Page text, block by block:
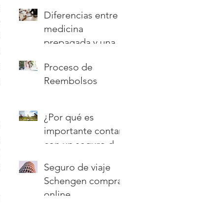
Diferencias entre
medicina
prepagada y una
Proceso de
Reembolsos
¿Por qué es
importante contar
con un seguro de
Seguro de viaje
Schengen comprar
online